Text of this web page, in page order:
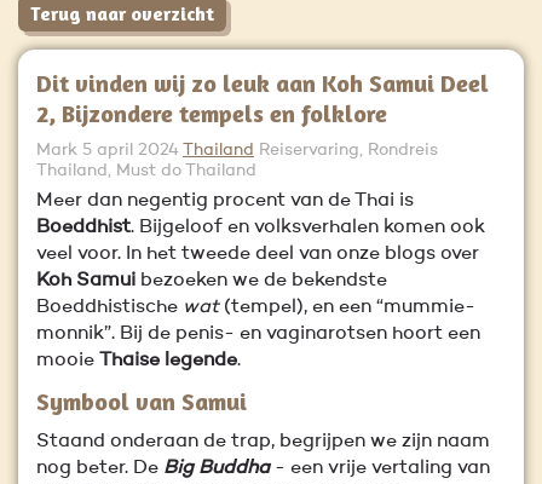
Dit vinden wij zo leuk aan Koh Samui Deel
2, Bijzondere tempels en folklore
Mark 5 april 2024 Thailand Reiservaring, Rondreis
Thailand, Must do Thailand
Meer dan negentig procent van de Thai is
Boeddhist. Bijgeloof en volksverhalen komen ook
veel voor. In het tweede deel van onze blogs over
Koh Samui bezoeken we de bekendste
Boeddhistische wat(tempel), en een “mummie-
monnik”. Bij de penis- en vaginarotsen hoort een
mooie
Thaise legende.
Symbool van Samui
Staand onderaan de trap, begrijpen we zijn naam
nog beter. De Big Buddha - een vrije vertaling van
Terug naar overzicht